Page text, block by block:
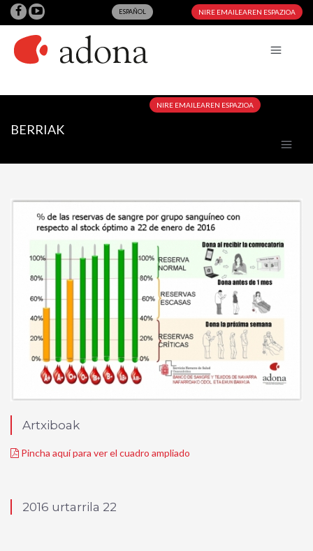
ESPAÑOL NIRE EMAILEAREN ESPAZIOA
NIRE EMAILEAREN ESPAZIOA
BERRIAK
Artxiboak
Pincha aquí para ver el cuadro ampliado
2016 urtarrila 22